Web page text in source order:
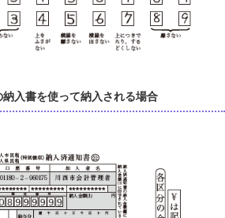
入書を使って納入される場合